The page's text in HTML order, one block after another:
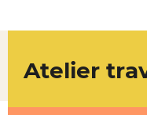
Atelier